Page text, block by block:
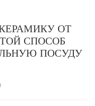
ОТ
СПОСОБ
ПОСУДУ